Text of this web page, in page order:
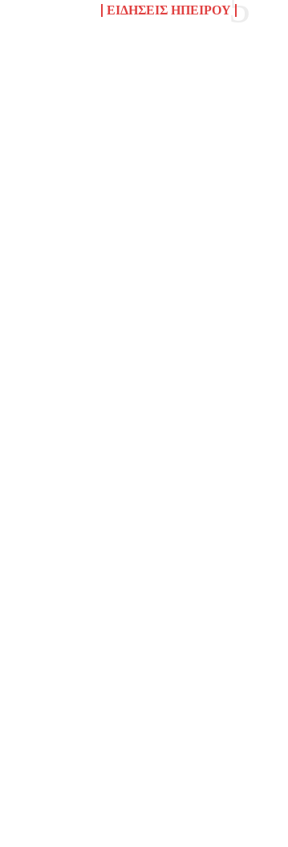
ΕΙΔΉΣΕΙΣ ΗΠΕΊΡΟΥ